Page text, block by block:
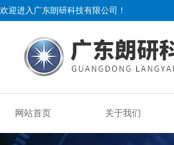
欢迎进入广东朗研科技有限公司！
网站首页 关于我们